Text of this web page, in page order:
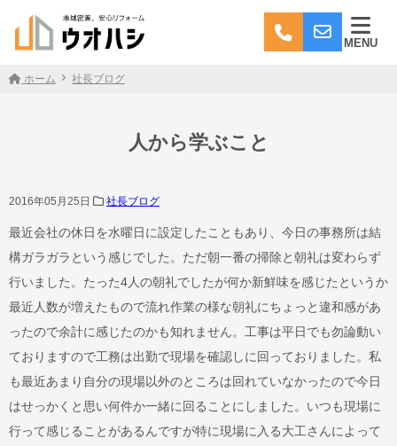
MENU
ホーム 社長ブログ
人から学ぶこと
2016年05月25日 社長ブログ
最近会社の休日を水曜日に設定したこともあり、今日の事務所は結
構ガラガラという感じでした。ただ朝一番の掃除と朝礼は変わらず
行いました。たった4人の朝礼でしたが何か新鮮味を感じたというか
最近人数が増えたもので流れ作業の様な朝礼にちょっと違和感があ
ったので余計に感じたのかも知れません。工事は平日でも勿論動い
ておりますので工務は出勤で現場を確認しに回っておりました。私
も最近あまり自分の現場以外のところは回れていなかったので今日
はせっかくと思い何件か一緒に回ることにしました。いつも現場に
行って感じることがあるんですが特に現場に入る大工さんによって